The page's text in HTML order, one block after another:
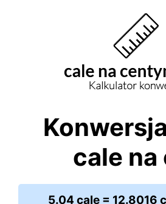
cale na
5.04 cale = 12.8016